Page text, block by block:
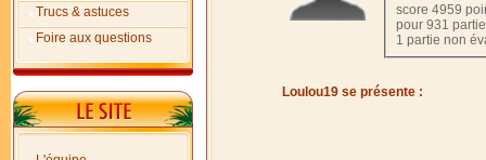
Trucs & astuces
Foire aux questions
score 4959
pour 931
1 partie non
Loulou19 se présente :